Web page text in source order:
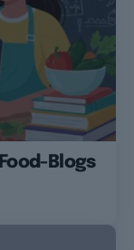
Blogs